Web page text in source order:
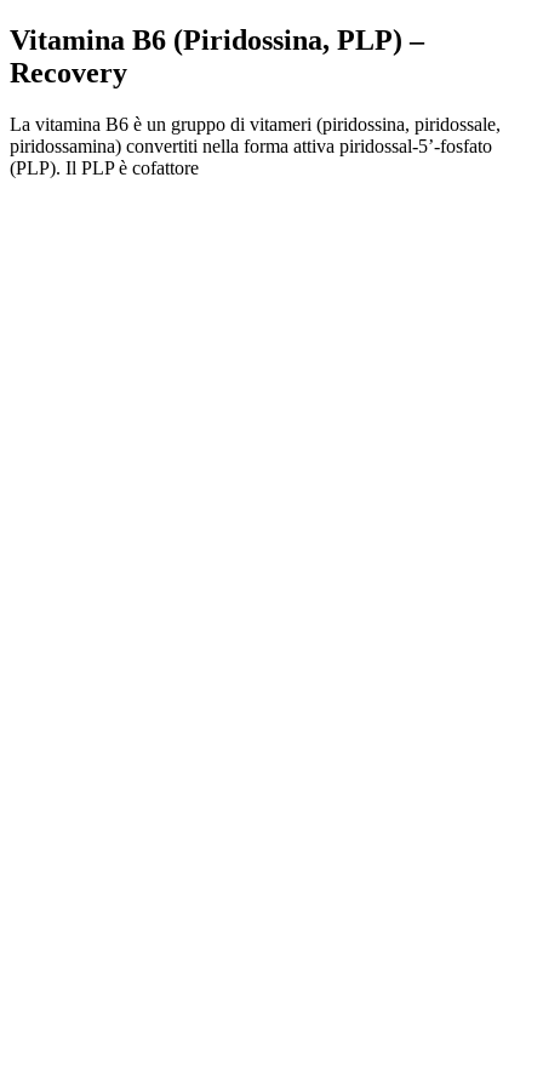
Vitamina B6 (Piridossina, PLP) –
Recovery
La vitamina B6 è un gruppo di vitameri (piridossina, piridossale,
piridossamina) convertiti nella forma attiva piridossal-5’-fosfato
(PLP). Il PLP è cofattore